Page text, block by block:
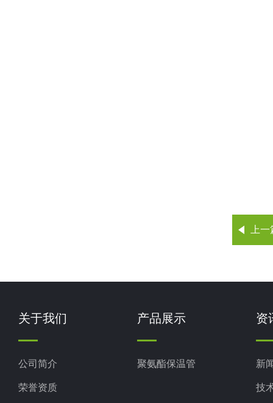
上
关于我们
公司简介
荣誉资质
产品展示
聚氨酯保温管
资
新
技